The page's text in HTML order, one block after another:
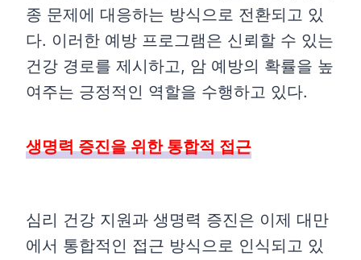
종 문제에 대응하는 방식으로 전환되고 있
다. 이러한 예방 프로그램은 신뢰할 수 있는
건강 경로를 제시하고, 암 예방의 확률을 높
여주는 긍정적인 역할을 수행하고 있다.
생명력 증진을 위한 통합적 접근
심리 건강 지원과 생명력 증진은 이제 대만
에서 통합적인 접근 방식으로 인식되고 있